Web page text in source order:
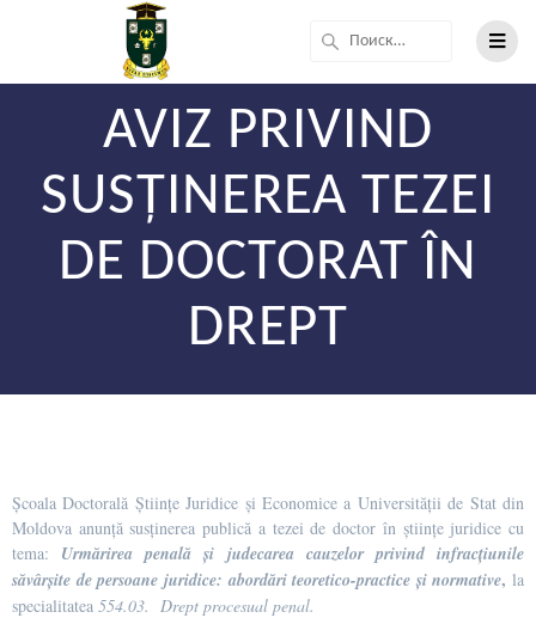
AVIZ PRIVIND
SUSȚINEREA TEZEI
DE DOCTORAT ÎN
DREPT
Școala Doctorală Științe Juridice și Economice a Universității de Stat din
Moldova anunță susținerea publică a tezei de doctor în științe juridice cu
tema: Urmărirea penală și judecarea cauzelor privind infracțiunile
săvârșite de persoane juridice: abordări teoretico-practice și normative, la
specialitatea 554.03. Drept procesual penal.